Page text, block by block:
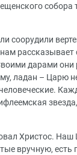
собора
соорудили
дарами они
ладан – Царю
Христос. Наш
вручную, есть